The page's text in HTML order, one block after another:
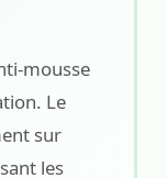
mousse
Le
sur
les